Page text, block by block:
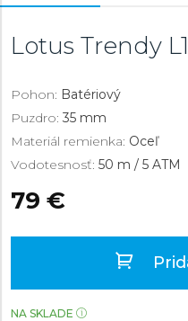
Lotus Trendy
Pohon: Batériový
Puzdro: 35 mm
Materiál remienka: Oceľ
Vodotesnosť: 50 m / 5 ATM
79 €
NA SKLADE